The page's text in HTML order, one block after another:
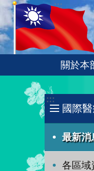
跳到主要內容區塊
:::
關於本
:::
國際
最新消
各區域